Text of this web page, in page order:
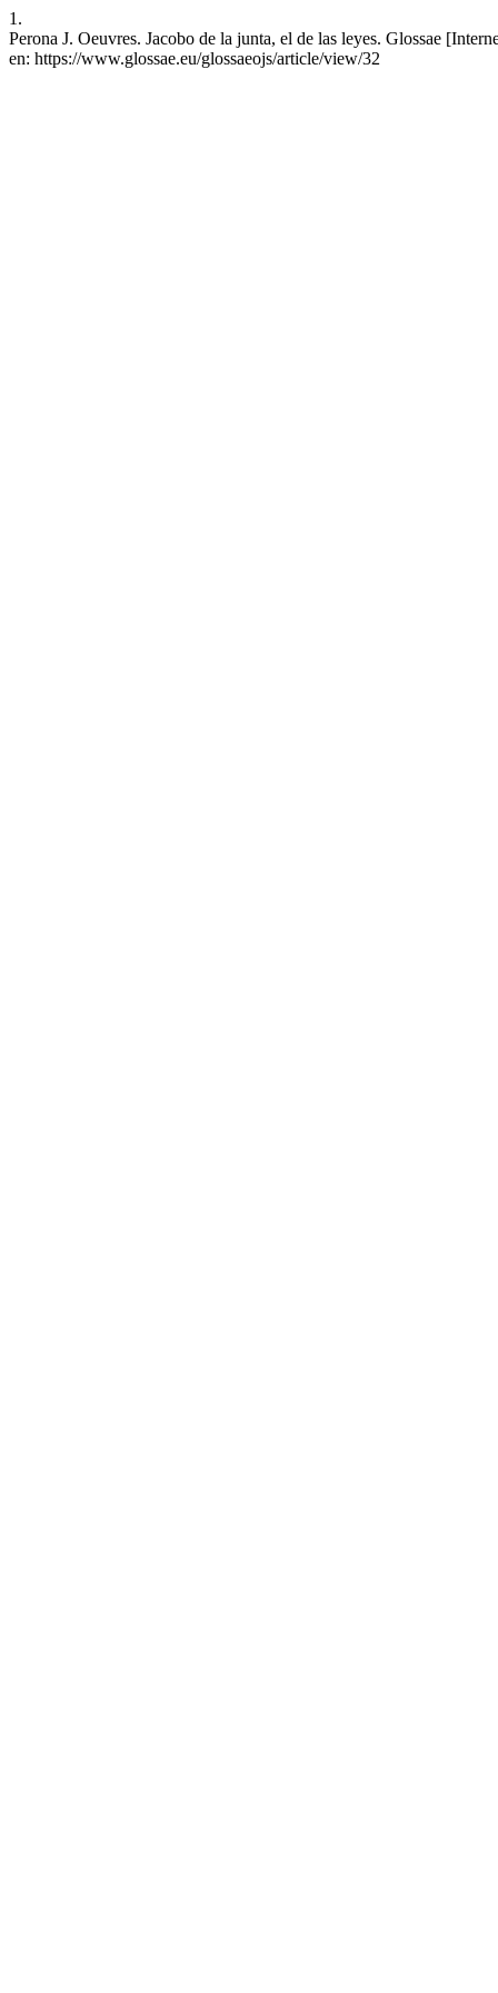
1.
Perona J. Oeuvres. Jacobo de la junta, el de las leyes. Glossae
en: https://www.glossae.eu/glossaeojs/article/view/32